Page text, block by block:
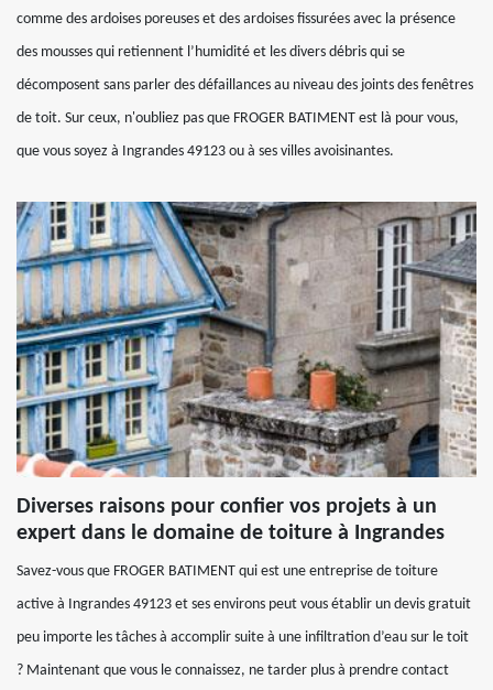
comme des ardoises poreuses et des ardoises fissurées avec la présence
des mousses qui retiennent l’humidité et les divers débris qui se
décomposent sans parler des défaillances au niveau des joints des fenêtres
de toit. Sur ceux, n'oubliez pas que FROGER BATIMENT est là pour vous,
que vous soyez à Ingrandes 49123 ou à ses villes avoisinantes.
Diverses raisons pour confier vos projets à un
expert dans le domaine de toiture à Ingrandes
Savez-vous que FROGER BATIMENT qui est une entreprise de toiture
active à Ingrandes 49123 et ses environs peut vous établir un devis gratuit
peu importe les tâches à accomplir suite à une infiltration d’eau sur le toit
? Maintenant que vous le connaissez, ne tarder plus à prendre contact